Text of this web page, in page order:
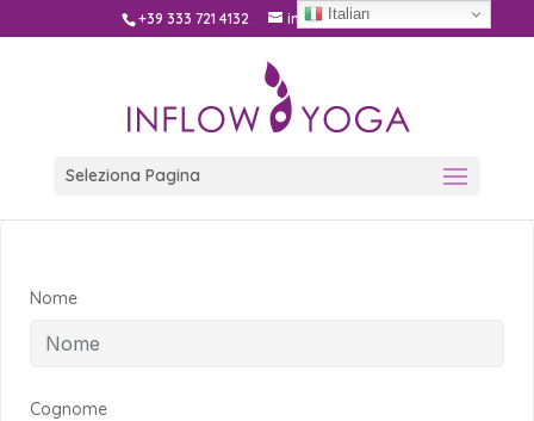
+39 333 721 4132 info@inflow.yoga
Seleziona Pagina
Nome
Cognome
Italian